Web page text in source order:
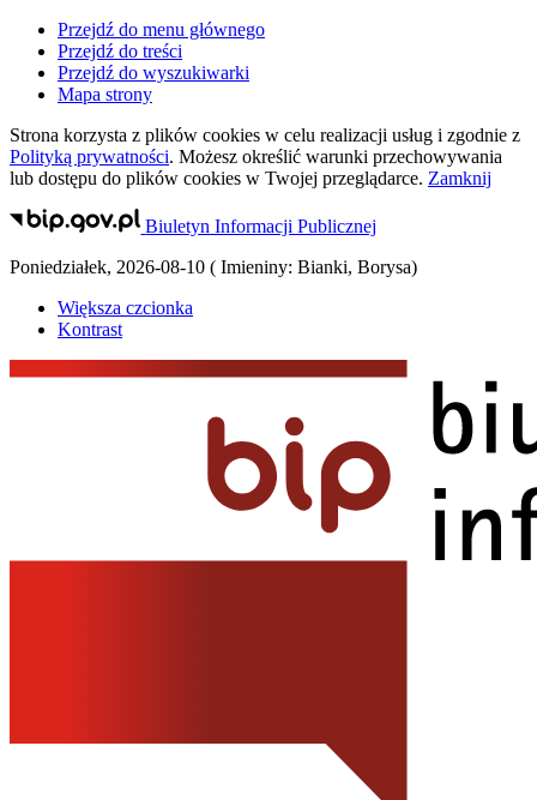
Przejdź do menu głównego
Przejdź do treści
Przejdź do wyszukiwarki
Mapa strony
Strona korzysta z plików cookies w celu realizacji usług i zgodnie z
Polityką prywatności. Możesz określić warunki przechowywania
lub dostępu do plików cookies w Twojej przeglądarce. Zamknij
Biuletyn Informacji Publicznej
Poniedziałek, 2026-08-10 ( Imieniny: Bianki, Borysa)
Większa czcionka
Kontrast